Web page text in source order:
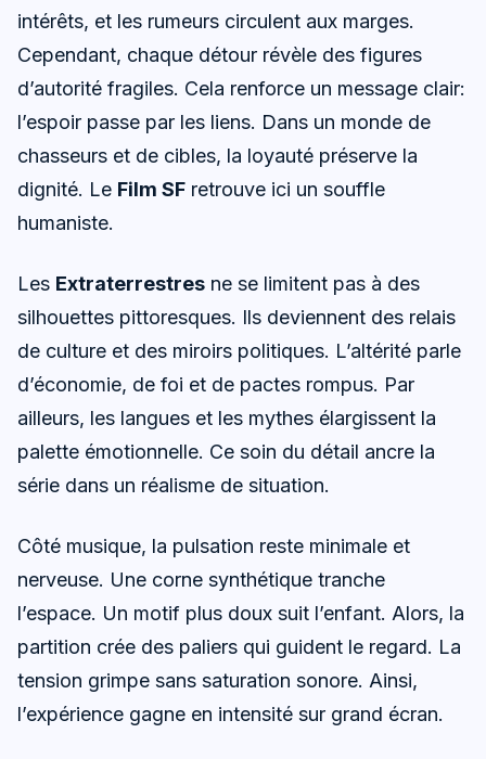
intérêts, et les rumeurs circulent aux marges.
Cependant, chaque détour révèle des figures
d’autorité fragiles. Cela renforce un message clair:
l’espoir passe par les liens. Dans un monde de
chasseurs et de cibles, la loyauté préserve la
dignité. Le Film SF retrouve ici un souffle
humaniste.
Les Extraterrestres ne se limitent pas à des
silhouettes pittoresques. Ils deviennent des relais
de culture et des miroirs politiques. L’altérité parle
d’économie, de foi et de pactes rompus. Par
ailleurs, les langues et les mythes élargissent la
palette émotionnelle. Ce soin du détail ancre la
série dans un réalisme de situation.
Côté musique, la pulsation reste minimale et
nerveuse. Une corne synthétique tranche
l’espace. Un motif plus doux suit l’enfant. Alors, la
partition crée des paliers qui guident le regard. La
tension grimpe sans saturation sonore. Ainsi,
l’expérience gagne en intensité sur grand écran.